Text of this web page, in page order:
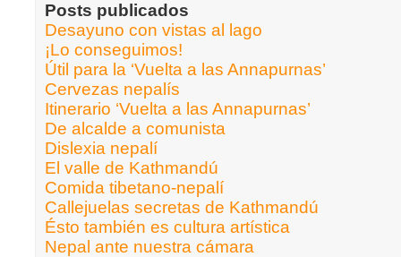
Posts publicados
Desayuno con vistas al lago
¡Lo conseguimos!
Útil para la ‘Vuelta a las Annapurnas’
Cervezas nepalís
Itinerario ‘Vuelta a las Annapurnas’
De alcalde a comunista
Dislexia nepalí
El valle de Kathmandú
Comida tibetano-nepalí
Callejuelas secretas de Kathmandú
Ésto también es cultura artística
Nepal ante nuestra cámara